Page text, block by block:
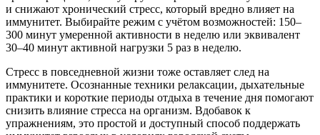
и снижают хронический стресс, который вредно влияет на
иммунитет. Выбирайте режим с учётом возможностей: 150–
300 минут умеренной активности в неделю или эквивалент
30–40 минут активной нагрузки 5 раз в неделю.
Стресс в повседневной жизни тоже оставляет след на
иммунитете. Осознанные техники релаксации, дыхательные
практики и короткие периоды отдыха в течение дня помогают
снизить влияние стресса на организм. Вдобавок к
упражнениям, это простой и доступный способ поддержать